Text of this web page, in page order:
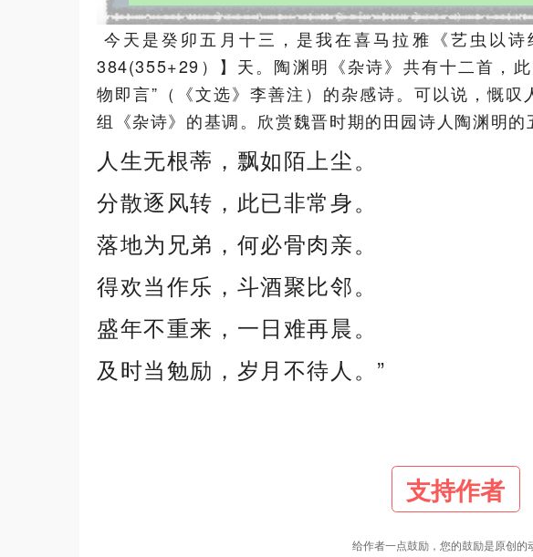
今天是癸卯五月十三，是我在喜马拉雅《艺虫以
384(355+29）】天。陶渊明《杂诗》共有十二首，
物即言”（《文选》李善注）的杂感诗。可以说，慨
组《杂诗》的基调。欣赏魏晋时期的田园诗人陶渊明的
人生无根蒂，飘如陌上尘。
分散逐风转，此已非常身。
落地为兄弟，何必骨肉亲。
得欢当作乐，斗酒聚比邻。
盛年不重来，一日难再晨。
及时当勉励，岁月不待人。”
支持作者
给作者一点鼓励，您的鼓励是原创的